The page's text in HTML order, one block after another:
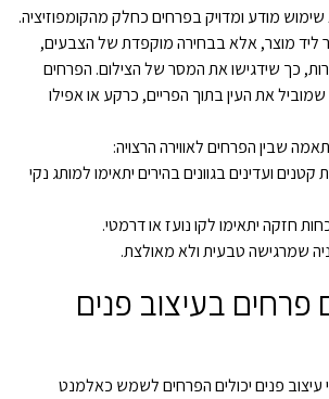
שימוש מודע ומדויק בפרחים כחלק מהקומפוזיציה.
ליד מוצר, אלא בבחירה מוקפדת של הצבעים,
כך שידגישו את המסר של הצילום. הפרחים
את העין בתוך הפריים, כרקע או אפילו
שבין הפרחים לאווירה הרצויה:
ועדינים בגוונים בהירים יתאימו למותג נקי
חזקה יתאימו לקו נועז או דרמטי.
שמרגישה טבעית ולא מאולצת.
בעיצוב פנים
עיצוב פנים יכולים הפרחים לשמש כאלמנט